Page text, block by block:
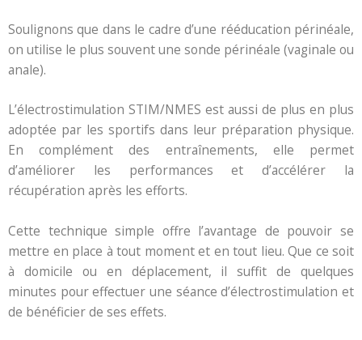
Soulignons que dans le cadre d’une rééducation périnéale,
on utilise le plus souvent une sonde périnéale (vaginale ou
anale).
L’électrostimulation STIM/NMES est aussi de plus en plus
adoptée par les sportifs dans leur préparation physique.
En complément des entraînements, elle permet
d’améliorer les performances et d’accélérer la
récupération après les efforts.
Cette technique simple offre l’avantage de pouvoir se
mettre en place à tout moment et en tout lieu. Que ce soit
à domicile ou en déplacement, il suffit de quelques
minutes pour effectuer une séance d’électrostimulation et
de bénéficier de ses effets.